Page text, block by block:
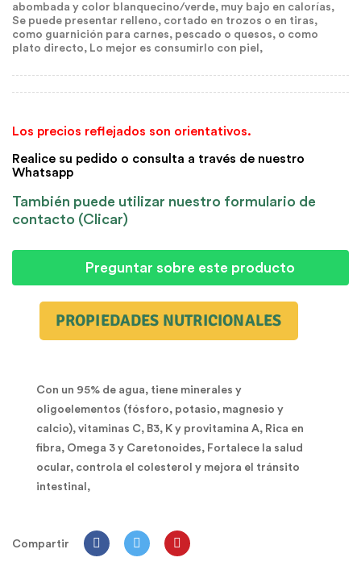
abombada y color blanquecino/verde, muy bajo en calorías,
Se puede presentar relleno, cortado en trozos o en tiras,
como guarnición para carnes, pescado o quesos, o como
plato directo, Lo mejor es consumirlo con piel,
Los precios reflejados son orientativos.
Realice su pedido o consulta a través de nuestro
Whatsapp
También puede utilizar nuestro formulario de
contacto (Clicar)
Preguntar sobre este producto
PROPIEDADES NUTRICIONALES
Con un 95% de agua, tiene minerales y
oligoelementos (fósforo, potasio, magnesio y
calcio), vitaminas C, B3, K y provitamina A, Rica en
fibra, Omega 3 y Caretonoides, Fortalece la salud
ocular, controla el colesterol y mejora el tránsito
intestinal,
Compartir